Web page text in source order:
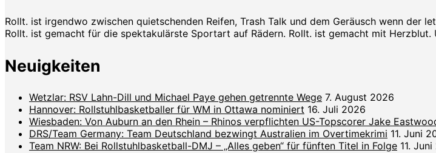
Rollt. ist irgendwo zwischen quietschenden Reifen, Trash Talk und dem Geräusch wenn der
Rollt. ist gemacht für die spektakulärste Sportart auf Rädern. Rollt. ist gemacht mit
Neuigkeiten
Wetzlar: RSV Lahn-Dill und Michael Paye gehen getrennte Wege 7. August 2026
Hannover: Rollstuhlbasketballer für WM in Ottawa nominiert 16. Juli 2026
Wiesbaden: Von Auburn an den Rhein – Rhinos verpflichten US-Topscorer Jake
DRS/Team Germany: Team Deutschland bezwingt Australien im Overtimekrimi 11. Juni
Team NRW: Bei Rollstuhlbasketball-DMJ – „Alles geben“ für fünften Titel in Folge 11.